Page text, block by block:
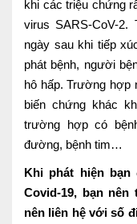
Bảo hiểm Y tế
Bảo lãnh viện phí
TUYỂN
khi các triệu chứng
virus SARS-CoV-
ngày sau khi tiếp
phát bệnh, người
hô hấp. Trường hợp
biến chứng khác
trường hợp có
đường, bệnh tim…
Khi phát hiện
Covid-19, bạn
nên liên hệ với số